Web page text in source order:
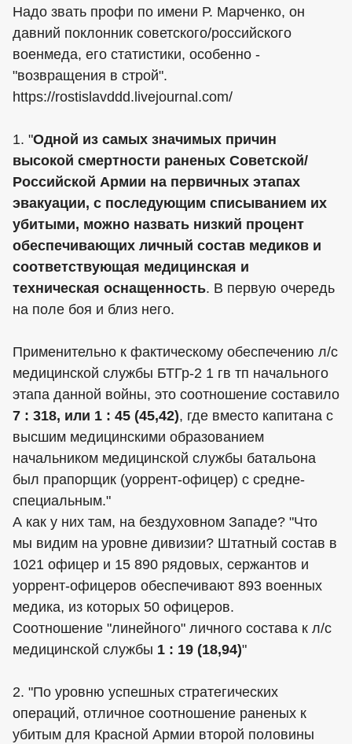
Надо звать профи по имени Р. Марченко, он
давний поклонник советского/российского
военмеда, его статистики, особенно -
"возвращения в строй".
https://rostislavddd.livejournal.com/
1. "Одной из самых значимых причин
высокой смертности раненых Советской/
Российской Армии на первичных этапах
эвакуации, с последующим списыванием их
убитыми, можно назвать низкий процент
обеспечивающих личный состав медиков и
соответствующая медицинская и
техническая оснащенность. В первую очередь
на поле боя и близ него.
Применительно к фактическому обеспечению л/с
медицинской службы БТГр-2 1 гв тп начального
этапа данной войны, это соотношение составило
7 : 318, или 1 : 45 (45,42), где вместо капитана с
высшим медицинскими образованием
начальником медицинской службы батальона
был прапорщик (уоррент-офицер) с средне-
специальным."
А как у них там, на бездуховном Западе? "Что
мы видим на уровне дивизии? Штатный состав в
1021 офицер и 15 890 рядовых, сержантов и
уоррент-офицеров обеспечивают 893 военных
медика, из которых 50 офицеров.
Соотношение "линейного" личного состава к л/с
медицинской службы 1 : 19 (18,94)"
2. "По уровню успешных стратегических
операций, отличное соотношение раненых к
убитым для Красной Армии второй половины